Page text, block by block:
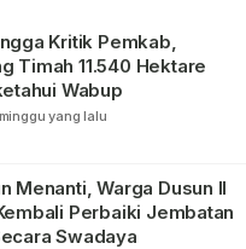
Kritik Pemkab,
Timah 11.540 Hektare
Wabup
yang lalu
Menanti, Warga Dusun II
Perbaiki Jembatan
Swadaya